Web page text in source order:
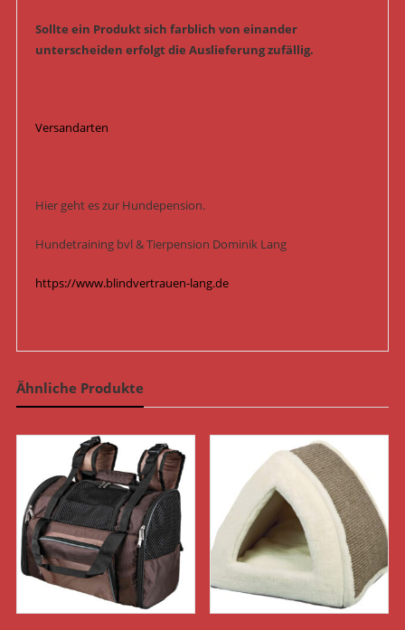
Sollte ein Produkt sich farblich von einander
unterscheiden erfolgt die Auslieferung zufällig.
Versandarten
Hier geht es zur Hundepension.
Hundetraining bvl & Tierpension Dominik Lang
https://www.blindvertrauen-lang.de
Ähnliche Produkte